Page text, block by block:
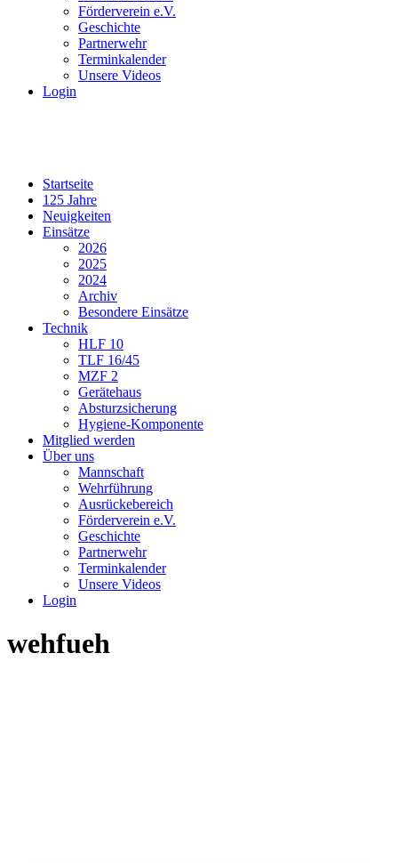
Förderverein e.V.
Geschichte
Partnerwehr
Terminkalender
Unsere Videos
Login
Startseite
125 Jahre
Neuigkeiten
Einsätze
2026
2025
2024
Archiv
Besondere Einsätze
Technik
HLF 10
TLF 16/45
MZF 2
Gerätehaus
Absturzsicherung
Hygiene-Komponente
Mitglied werden
Über uns
Mannschaft
Wehrführung
Ausrückebereich
Förderverein e.V.
Geschichte
Partnerwehr
Terminkalender
Unsere Videos
Login
wehfueh